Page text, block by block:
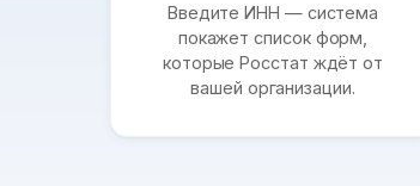
Введите ИНН — система
покажет список форм,
которые Росстат ждёт от
вашей организации.